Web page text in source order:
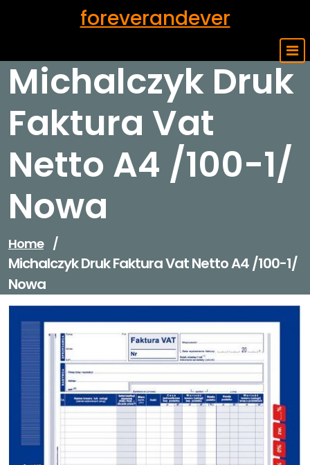
foreverandever
Michalczyk Druk
Faktura Vat
Netto A4 /100-1/
Nowa
Home /
Michalczyk Druk Faktura Vat Netto A4 /100-1/
Nowa